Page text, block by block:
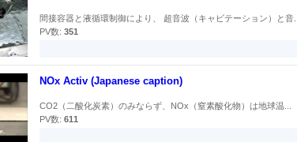
間接容器と液循環制御により、 超音波（キャビテーション）と音...
PV数: 351
NOx Activ (Japanese caption)
CO2（二酸化炭素）のみならず、NOx（窒素酸化物）は地球温...
PV数: 611